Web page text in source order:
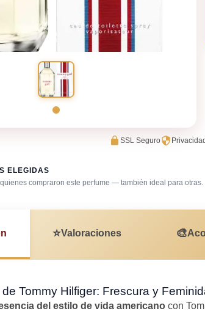
SSL Seguro
ELEGIDAS
compraron este perfume — también ideal para otras.
Trabajo en oficina
⭐Valoraciones 🎨
de Tommy Hilfiger: Frescura y
del estilo de vida americano con